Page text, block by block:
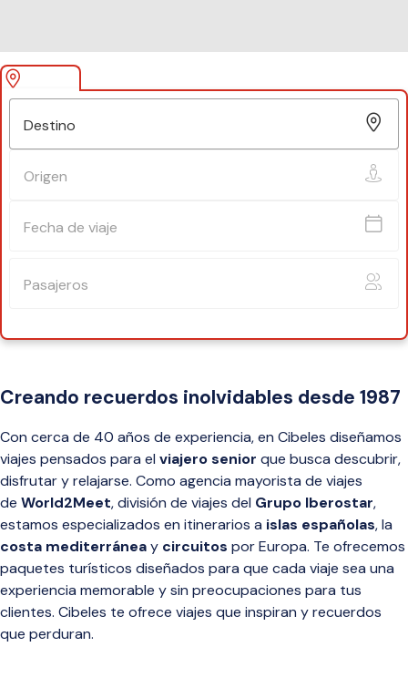
Destino
Destino
Origen
Fecha de viaje
Pasajeros
Creando recuerdos inolvidables desde 1987
Con cerca de 40 años de experiencia, en Cibeles diseñamos
viajes pensados para el viajero senior que busca descubrir,
disfrutar y relajarse. Como agencia mayorista de viajes
de World2Meet, división de viajes del Grupo Iberostar,
estamos especializados en itinerarios a islas españolas, la
costa mediterráneay circuitos por Europa. Te ofrecemos
paquetes turísticos diseñados para que cada viaje sea una
experiencia memorable y sin preocupaciones para tus
clientes. Cibeles te ofrece viajes que inspiran y recuerdos
que perduran.